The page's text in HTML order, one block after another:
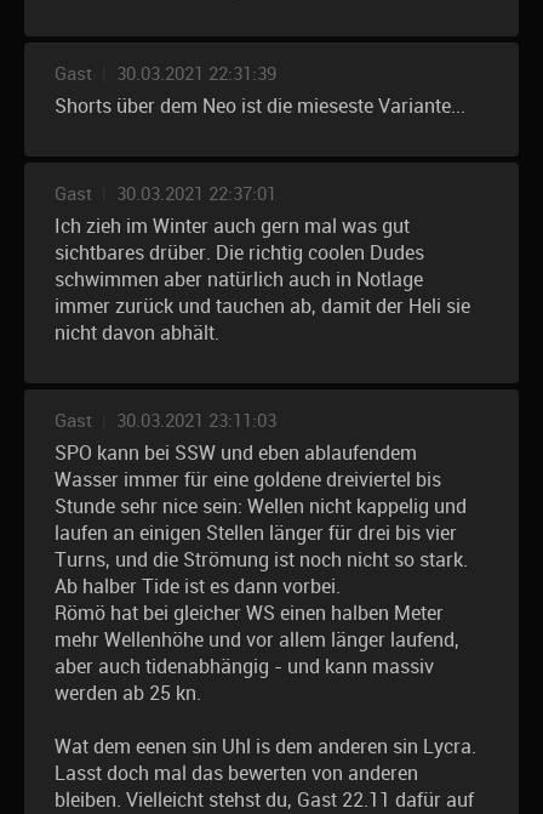
Gast 30.03.2021 22:31:39
Shorts über dem Neo ist die mieseste Variante...
Gast 30.03.2021 22:37:01
Ich zieh im Winter auch gern mal was gut
sichtbares drüber. Die richtig coolen Dudes
schwimmen aber natürlich auch in Notlage
immer zurück und tauchen ab, damit der Heli sie
nicht davon abhält.
Gast 30.03.2021 23:11:03
SPO kann bei SSW und eben ablaufendem
Wasser immer für eine goldene dreiviertel bis
Stunde sehr nice sein: Wellen nicht kappelig und
laufen an einigen Stellen länger für drei bis vier
Turns, und die Strömung ist noch nicht so stark.
Ab halber Tide ist es dann vorbei.
Römö hat bei gleicher WS einen halben Meter
mehr Wellenhöhe und vor allem länger laufend,
aber auch tidenabhängig - und kann massiv
werden ab 25 kn.
Wat dem eenen sin Uhl is dem anderen sin Lycra.
Lasst doch mal das bewerten von anderen
bleiben. Vielleicht stehst du, Gast 22.11 dafür auf